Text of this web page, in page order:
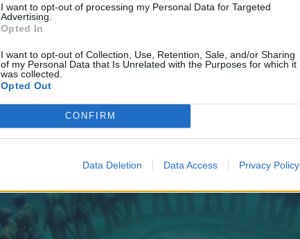
I want to opt-out of processing my Personal Data for Targeted
Advertising.
Opted In
I want to opt-out of Collection, Use, Retention, Sale, and/or Sharing
of my Personal Data that Is Unrelated with the Purposes for which it
was collected.
Opted Out
CONFIRM
Data Deletion Data Access Privacy Policy